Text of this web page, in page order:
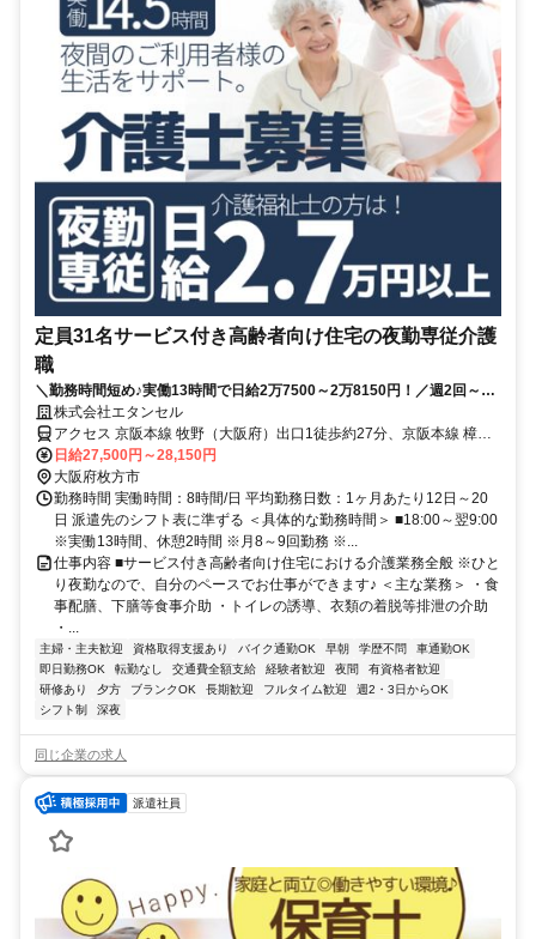
定員31名サービス付き高齢者向け住宅の夜勤専従介護
職
＼勤務時間短め♪実働13時間で日給2万7500～2万8150円！／週2回～！
月8～9回勤務可能｜介護記録は手書き｜車通勤OK！嬉しい駐車場完備
◎
株式会社エタンセル
アクセス 京阪本線 牧野（大阪府）出口1徒歩約27分、京阪本線 樟葉
徒歩約38分、ＪＲ片町線〔学研都市線〕 長尾（大阪府）徒歩約42分
【勤務地最寄駅】京阪本線「牧野」駅よりバス16分
日給27,500円～28,150円
大阪府枚方市
勤務時間 実働時間：8時間/日 平均勤務日数：1ヶ月あたり12日～20
日 派遣先のシフト表に準ずる ＜具体的な勤務時間＞ ■18:00～翌9:00
※実働13時間、休憩2時間 ※月8～9回勤務 ※...
仕事内容 ■サービス付き高齢者向け住宅における介護業務全般 ※ひと
り夜勤なので、自分のペースでお仕事ができます♪ ＜主な業務＞ ・食
事配膳、下膳等食事介助 ・トイレの誘導、衣類の着脱等排泄の介助
・...
主婦・主夫歓迎 資格取得支援あり バイク通勤OK 早朝 学歴不問
車通勤OK
即日勤務OK
転勤なし 交通費全額支給 経験者歓迎 夜間
有資格者歓迎
研修あり
夕方 ブランクOK 長期歓迎 フルタイム歓迎
週2・3日からOK
シフト制
深夜
同じ企業の求人
派遣社員